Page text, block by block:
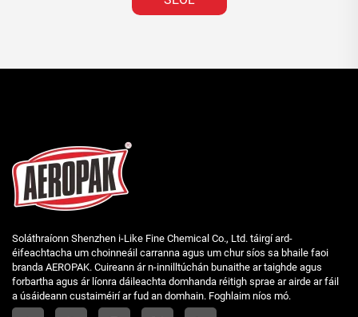
Soláthraíonn Shenzhen i-Like Fine Chemical Co., Ltd. táirgí ard-
éifeachtacha um choinneáil carranna agus um chur síos sa bhaile faoi
branda AEROPAK. Cuireann ár n-innilltúchán bunaithe ar taighde agus
forbartha agus ár líonra dáileachta domhanda réitigh sprae ar airde ar fáil
a úsáideann custaiméirí ar fud an domhain. Foghlaim níos mó.